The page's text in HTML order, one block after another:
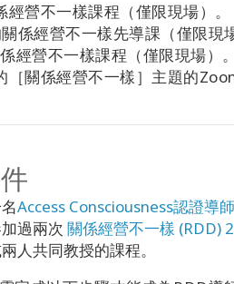
經營不一樣課程（僅限現場）。
係經營不一樣先導課（僅限現
經營不一樣課程（僅限現場）。
［關係經營不一樣］主題的
Access Consciousness認證導師
過兩次 關係經營不一樣 (RDD)
人共同教授的課程。